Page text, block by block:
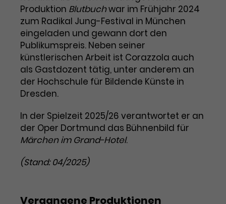
Zweck
Dieses Cookie wird von Google
Analytics installiert. Das Cookie
wird verwendet, um Informationen
darüber zu speichern, wie
Besucher*innen eine Website
nutzen, und hilft bei der Erstellung
eines Analyseberichts über die
anonymisierter Form die Anzahl
der Besuche, die Quelle, aus der sie
stammen, und die besuchten
Name _gat_UA-63561367-1
Name _gcl_aw
Anbieter Google Ads
Laufzeit 3 Monate
Dieses Cookie speichert
Conversions zu Google Ads-
Kampagnen.
Anbieter Google / DoubleClick
Produktion Blutbuchwar im Frühjahr 2024
zum Radikal Jung-Festival in München
eingeladen und gewann dort den
Publikumspreis. Neben seiner
künstlerischen Arbeit ist Corazzola auch
als Gastdozent tätig, unter anderem an
der Hochschule für Bildende Künste in
Dresden.
In der Spielzeit 2025/26 verantwortet er an
der Oper Dortmund das Bühnenbild für
Märchen im Grand-Hotel.
(Stand: 04/2025)
Vergangene Produktionen